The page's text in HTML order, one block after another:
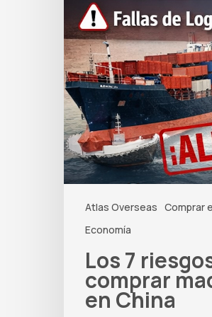
Atlas Overseas Comprar
Economía
Los 7
comprar
en China